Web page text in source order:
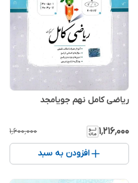
ریاضی کامل نهم جویامجد
۱٬۲۱۶٬۰۰۰ ۱٬۶۰۰٬۰۰۰
افزودن به سبد